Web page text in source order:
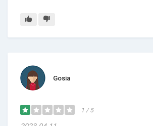
Gosia
1 / 5